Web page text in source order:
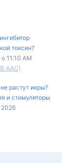
токсин?
11:10 AM
ААС)
растут икры?
и стимуляторы
2026